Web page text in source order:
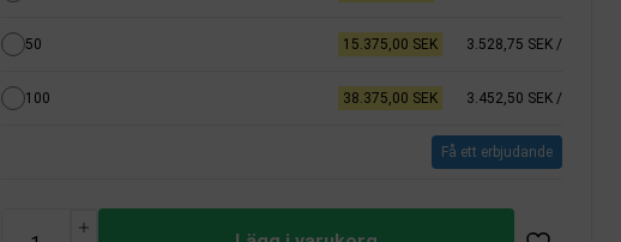
50 15.375,00 SEK 3.528,75 SEK /
100 38.375,00 SEK 3.452,50 SEK /
Få ett erbjudande